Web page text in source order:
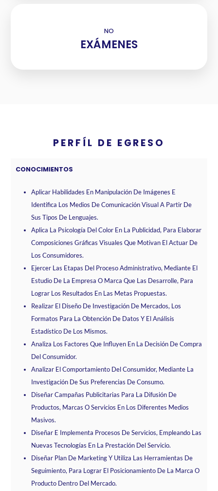
NO
EXÁMENES
PERFÍL DE EGRESO
CONOCIMIENTOS
Aplicar Habilidades En Manipulación De Imágenes E
Identifica Los Medios De Comunicación Visual A Partir De
Sus Tipos De Lenguajes.
Aplica La Psicología Del Color En La Publicidad, Para Elaborar
Composiciones Gráficas Visuales Que Motivan El Actuar De
Los Consumidores.
Ejercer Las Etapas Del Proceso Administrativo, Mediante El
Estudio De La Empresa O Marca Que Las Desarrolle, Para
Lograr Los Resultados En Las Metas Propuestas.
Realizar El Diseño De Investigación De Mercados, Los
Formatos Para La Obtención De Datos Y El Análisis
Estadístico De Los Mismos.
Analiza Los Factores Que Influyen En La Decisión De Compra
Del Consumidor.
Analizar El Comportamiento Del Consumidor, Mediante La
Investigación De Sus Preferencias De Consumo.
Diseñar Campañas Publicitarias Para La Difusión De
Productos, Marcas O Servicios En Los Diferentes Medios
Masivos.
Diseñar E Implementa Procesos De Servicios, Empleando Las
Nuevas Tecnologías En La Prestación Del Servicio.
Diseñar Plan De Marketing Y Utiliza Las Herramientas De
Seguimiento, Para Lograr El Posicionamiento De La Marca O
Producto Dentro Del Mercado.